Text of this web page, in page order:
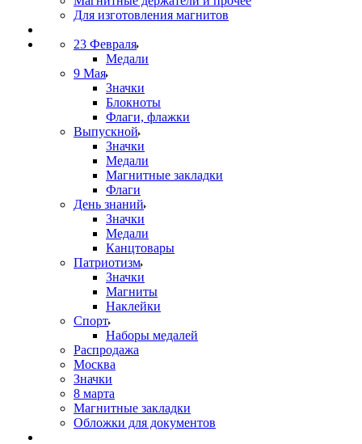
Для изготовления магнитов
23 Февраля
Медали
9 Мая
Значки
Блокноты
Флаги, флажки
Выпускной
Значки
Медали
Магнитные закладки
Флаги
День знаний
Значки
Медали
Канцтовары
Патриотизм
Значки
Магниты
Наклейки
Спорт
Наборы медалей
Распродажа
Москва
Значки
8 марта
Магнитные закладки
Обложки для документов